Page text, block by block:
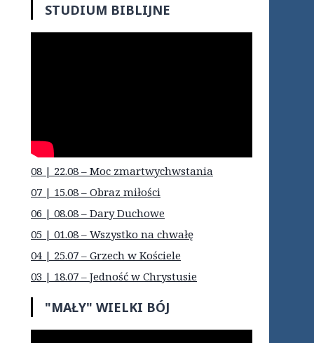
STUDIUM BIBLIJNE
08 | 22.08 – Moc zmartwychwstania
07 | 15.08 – Obraz miłości
06 | 08.08 – Dary Duchowe
05 | 01.08 – Wszystko na chwałę
04 | 25.07 – Grzech w Kościele
03 | 18.07 – Jedność w Chrystusie
"MAŁY" WIELKI BÓJ